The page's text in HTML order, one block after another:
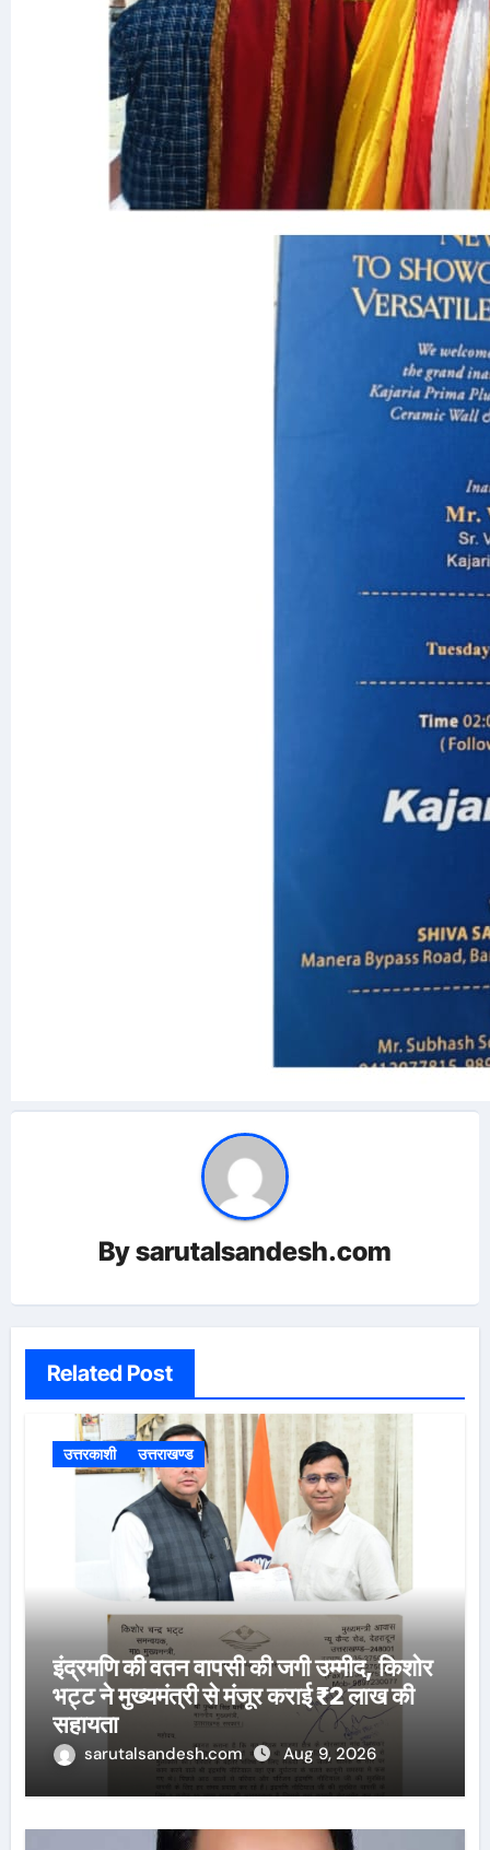
Bysarutalsandesh.com
Related Post
उत्तरकाशी उत्तराखण्ड
इंद्रमणि की वतन वापसी की जगी उम्मीद, किशोर
भट्ट ने मुख्यमंत्री से मंजूर कराई ₹2 लाख की
सहायता
sarutalsandesh.com Aug 9, 2026